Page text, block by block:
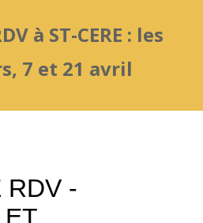
à ST-CERE : les
7 et 21 avril